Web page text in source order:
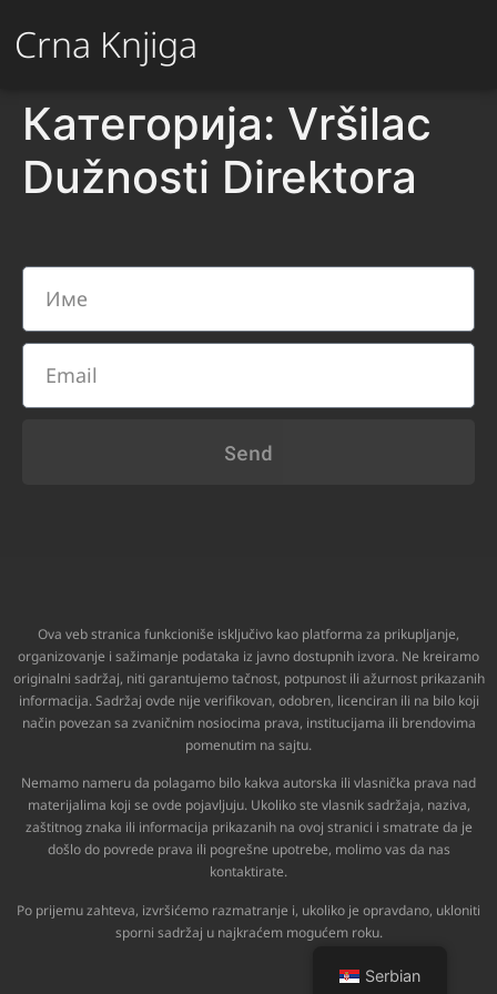
Crna Knjiga
Категорија: Vršilac
Dužnosti Direktora
Send
Ova veb stranica funkcioniše isključivo kao platforma za prikupljanje,
organizovanje i sažimanje podataka iz javno dostupnih izvora. Ne kreiramo
originalni sadržaj, niti garantujemo tačnost, potpunost ili ažurnost prikazanih
informacija. Sadržaj ovde nije verifikovan, odobren, licenciran ili na bilo koji
način povezan sa zvaničnim nosiocima prava, institucijama ili brendovima
pomenutim na sajtu.
Nemamo nameru da polagamo bilo kakva autorska ili vlasnička prava nad
materijalima koji se ovde pojavljuju. Ukoliko ste vlasnik sadržaja, naziva,
zaštitnog znaka ili informacija prikazanih na ovoj stranici i smatrate da je
došlo do povrede prava ili pogrešne upotrebe, molimo vas da nas
kontaktirate.
Po prijemu zahteva, izvršićemo razmatranje i, ukoliko je opravdano, ukloniti
sporni sadržaj u najkraćem mogućem roku.
Serbian